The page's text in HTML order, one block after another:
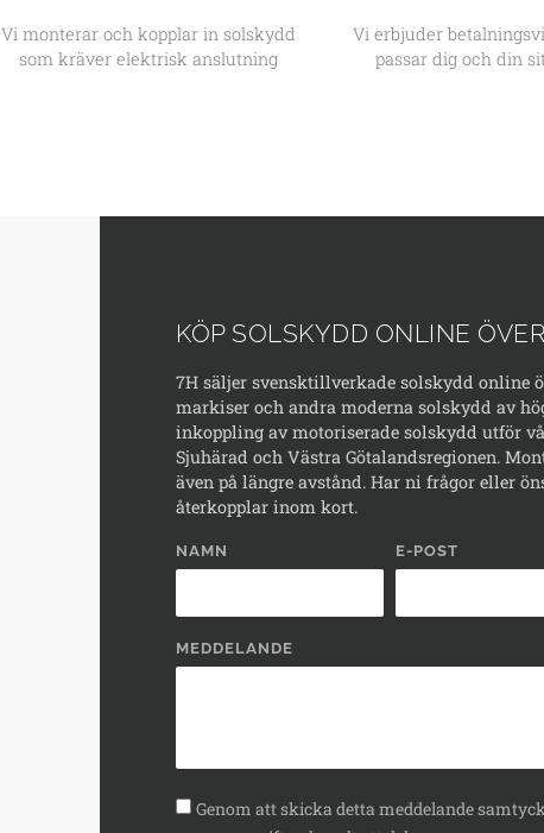
Vi monterar och kopplar in solskydd
som kräver elektrisk anslutning
Vi erbjuder
passar dig och din
KÖP SOLSKYDD ONLINE
7H säljer svensktillverkade solskydd online
markiser och andra moderna solskydd av
inkoppling av motoriserade solskydd utför
Sjuhärad och Västra Götalandsregionen.
även på längre avstånd. Har ni frågor eller
återkopplar inom kort.
NAMN E-POST
MEDDELANDE
Genom att skicka detta meddelande